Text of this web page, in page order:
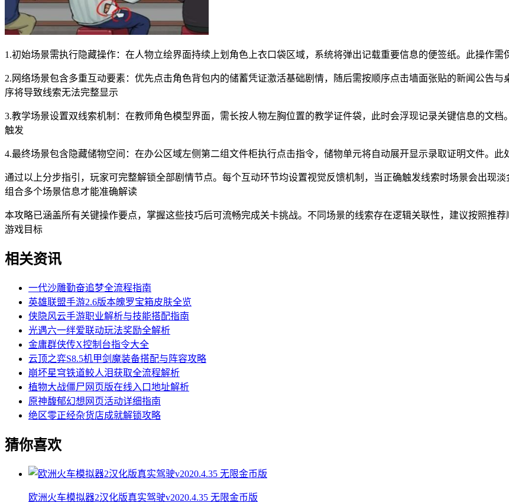
1.初始场景需执行隐藏操作：在人物立绘界面持续上划角色上衣口袋区域，系统将弹出记载重要信息的便签纸。此操作需
2.网络场景包含多重互动要素：优先点击角色背包内的储蓄凭证激活基础剧情，随后需按顺序点击墙面张贴的新闻公告
序将导致线索无法完整显示
3.教学场景设置双线索机制：在教师角色模型界面，需长按人物左胸位置的教学证件袋，此时会浮现记录关键信息的文
触发
4.最终场景包含隐藏储物空间：在办公区域左侧第二组文件柜执行点击指令，储物单元将自动展开显示录取证明文件。
通过以上分步指引，玩家可完整解锁全部剧情节点。每个互动环节均设置视觉反馈机制，当正确触发线索时场景会出现
组合多个场景信息才能准确解读
本攻略已涵盖所有关键操作要点，掌握这些技巧后可流畅完成关卡挑战。不同场景的线索存在逻辑关联性，建议按照推
游戏目标
相关资讯
一代沙雕勤奋追梦全流程指南
英雄联盟手游2.6版本魄罗宝箱皮肤全览
侠隐风云手游职业解析与技能搭配指南
光遇六一绊爱联动玩法奖励全解析
金庸群侠传X控制台指令大全
云顶之弈S8.5机甲剑魔装备搭配与阵容攻略
崩坏星穹铁道鲛人泪获取全流程解析
植物大战僵尸网页版在线入口地址解析
原神馥郁幻想网页活动详细指南
绝区零正经杂货店成就解锁攻略
猜你喜欢
欧洲火车模拟器2汉化版真实驾驶v2020.4.35 无限金币版